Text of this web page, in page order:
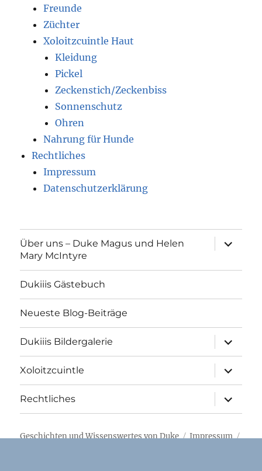
Freunde
Züchter
Xoloitzcuintle Haut
Kleidung
Pickel
Zeckenstich/Zeckenbiss
Sonnenschutz
Ohren
Nahrung für Hunde
Rechtliches
Impressum
Datenschutzerklärung
Über uns – Duke Magus und Helen
Mary McIntyre
öffnen
Dukiiis Gästebuch
Neueste Blog-Beiträge
Dukiiis Bildergalerie
öffnen
Xoloitzcuintle
öffnen
Rechtliches
öffnen
Geschichten und Wissenswertes von Duke
Impressum